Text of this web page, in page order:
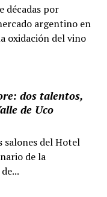
décadas por
argentino en
oxidación del vino
dos talentos,
de Uco
salones del Hotel
de la